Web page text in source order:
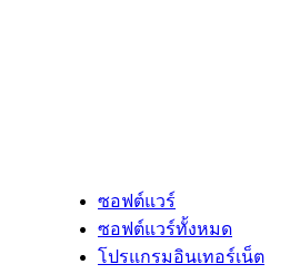
ซอฟต์แวร์
ซอฟต์แวร์ทั้งหมด
โปรแกรมอินเทอร์เน็ต